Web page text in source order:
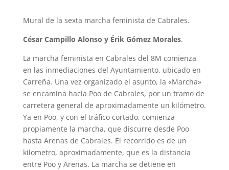
Mural de la sexta marcha feminista de Cabrales.
César Campillo Alonso y Érik Gómez Morales.
La marcha feminista en Cabrales del 8M comienza
en las inmediaciones del Ayuntamiento, ubicado en
Carreña. Una vez organizado el asunto, la «Marcha»
se encamina hacia Poo de Cabrales, por un tramo de
carretera general de aproximadamente un kilómetro.
Ya en Poo, y con el tráfico cortado, comienza
propiamente la marcha, que discurre desde Poo
hasta Arenas de Cabrales. El recorrido es de un
kilometro, aproximadamente, que es la distancia
entre Poo y Arenas. La marcha se detiene en